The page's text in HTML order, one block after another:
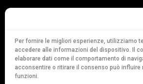
Per fornire le migliori esperienze, utilizziamo
accedere alle informazioni del dispositivo. Il
elaborare dati come il comportamento di
acconsentire o ritirare il consenso può
funzioni.
Via Soldino 9
CH-6900 Lugano
T. +41 91 960 30 40